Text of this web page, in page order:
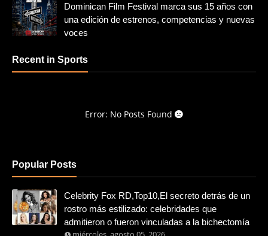
Dominican Film Festival marca sus 15 años con
una edición de estrenos, competencias y nuevas
voces
Recent in Sports
Error: No Posts Found
Popular Posts
Celebrity Fox RD,Top10,El secreto detrás de un
rostro más estilizado: celebridades que
admitieron o fueron vinculadas a la bichectomía